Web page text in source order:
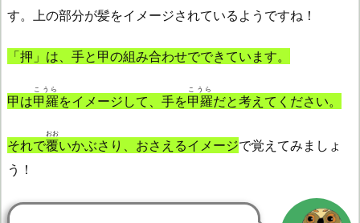
す。上の部分が髪をイメージされているようですね！
「押」は、手と甲の組み合わせでできています。
甲は甲羅
こうら
をイメージして、手を甲羅
こうら
だと考えてください。
それで覆
おお
いかぶさり、おさえるイメージで覚えてみましょ
う！